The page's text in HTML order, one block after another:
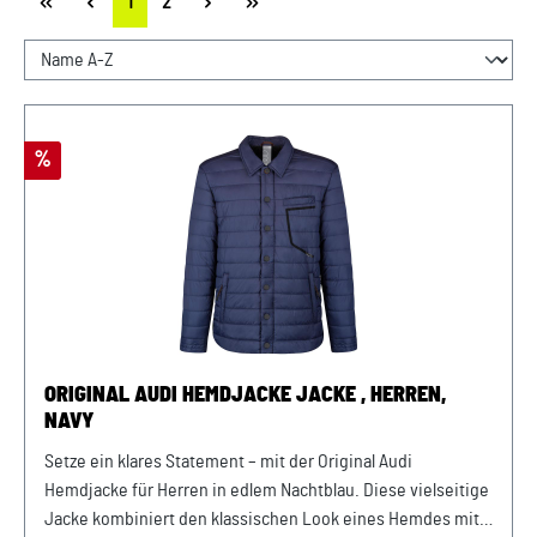
Rabatt
%
ORIGINAL AUDI HEMDJACKE JACKE , HERREN,
NAVY
Setze ein klares Statement – mit der Original Audi
Hemdjacke für Herren in edlem Nachtblau. Diese vielseitige
Jacke kombiniert den klassischen Look eines Hemdes mit